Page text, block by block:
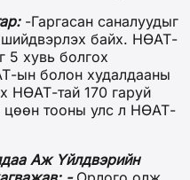
-Гаргасан саналуудыг
байх. НӨАТ-
5 хувь болгох
ын болон худалдааны
НӨАТ-тай 170 гаруй
цөөн тооны улс л НӨАТ-
Аж Үйлдвэрийн